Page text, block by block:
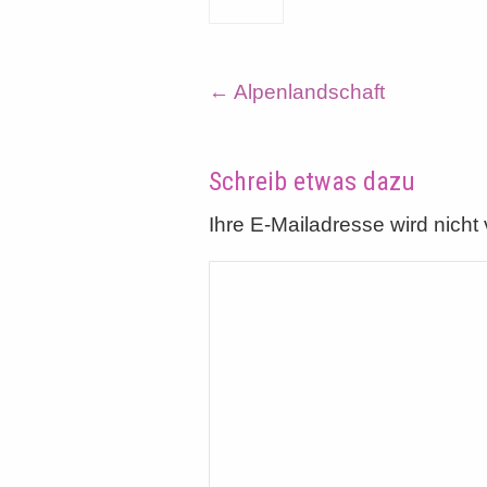
← Alpenlandschaft
Schreib etwas dazu
Ihre E-Mailadresse wird nicht